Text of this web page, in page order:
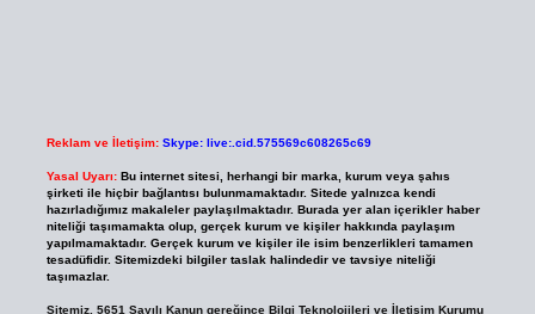
Reklam ve İletişim: Skype: live:.cid.575569c608265c69
Yasal Uyarı: Bu internet sitesi, herhangi bir marka, kurum veya şahıs
şirketi ile hiçbir bağlantısı bulunmamaktadır. Sitede yalnızca kendi
hazırladığımız makaleler paylaşılmaktadır. Burada yer alan içerikler haber
niteliği taşımamakta olup, gerçek kurum ve kişiler hakkında paylaşım
yapılmamaktadır. Gerçek kurum ve kişiler ile isim benzerlikleri tamamen
tesadüfidir. Sitemizdeki bilgiler taslak halindedir ve tavsiye niteliği
taşımazlar.
Sitemiz, 5651 Sayılı Kanun gereğince Bilgi Teknolojileri ve İletişim Kurumu